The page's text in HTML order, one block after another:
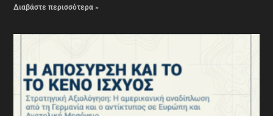
Διαβάστε περισσότερα »